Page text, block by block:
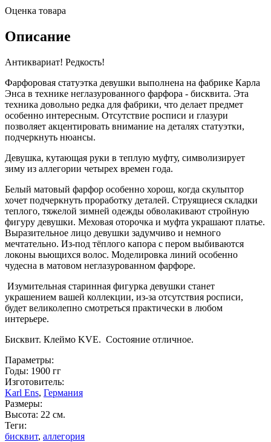
Оценка товара
Описание
Антиквариат! Редкость!
Фарфоровая статуэтка девушки выполнена на фабрике Карла
Энса в технике неглазурованного фарфора - бисквита. Эта
техника довольно редка для фабрики, что делает предмет
особенно интересным. Отсутствие росписи и глазури
позволяет акцентировать внимание на деталях статуэтки,
подчеркнуть нюансы.
Девушка, кутающая руки в теплую муфту, символизирует
зиму из аллегории четырех времен года.
Белый матовый фарфор особенно хорош, когда скульптор
хочет подчеркнуть проработку деталей. Струящиеся складки
теплого, тяжелой зимней одежды обволакивают стройную
фигуру девушки. Меховая оторочка и муфта украшают платье.
Выразительное лицо девушки задумчиво и немного
мечтательно. Из-под тёплого капора с пером выбиваются
локоны вьющихся волос. Моделировка линий особенно
чудесна в матовом неглазурованном фарфоре.
Изумительная старинная фигурка девушки станет
украшением вашей коллекции, из-за отсутствия росписи,
будет великолепно смотреться практически в любом
интерьере.
Бисквит. Клеймо KVE. Состояние отличное.
Параметры:
Годы: 1900 гг
Изготовитель:
Karl Ens, Германия
Размеры:
Высота: 22 см.
Теги:
бисквит, аллегория